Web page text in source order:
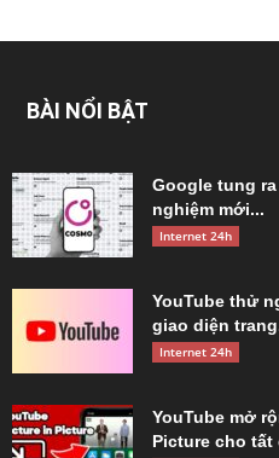
BÀI NỔI BẬT
Google tung
nghiệm mới...
Internet 24h
YouTube thử
giao diện
Internet 24h
YouTube mở
Picture cho